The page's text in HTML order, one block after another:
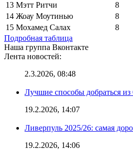
13 Мэтт Ритчи
8
14 Жоау Моутинью
8
15 Мохамед Салах
8
Подробная таблица
Наша группа Вконтакте
Лента новостей:
2.3.2026, 08:48
Лучшие способы добраться
19.2.2026, 14:07
Ливерпуль 2025/26: самая
19.2.2026, 14:06